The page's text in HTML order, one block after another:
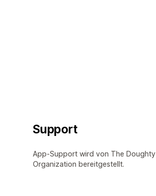
Support
App-Support wird von The Doughty
Organization bereitgestellt.